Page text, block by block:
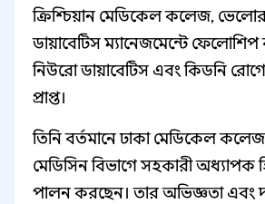
ক্রিশ্চিয়ান মেডিকেল কলেজ,
ডায়াবেটিস ম্যানেজমেন্টে
নিউরো ডায়াবেটিস এবং কিডনি
প্রাপ্ত।
তিনি বর্তমানে ঢাকা মেডিকেল
মেডিসিন বিভাগে সহকারী অধ্যাপক
পালন করছেন। তার অভিজ্ঞতা এবং